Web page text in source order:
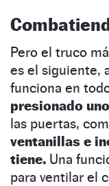
Pero el truco
es el siguiente,
funciona en
presionado
las puertas,
ventanillas e
tiene. Una
para ventilar el